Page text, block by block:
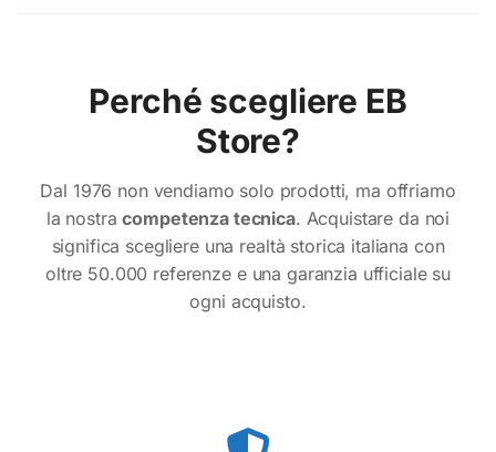
Perché scegliere EB
Store?
Dal 1976 non vendiamo solo prodotti, ma offriamo
la nostracompetenza tecnica. Acquistare da noi
significa scegliere una realtà storica italiana con
oltre 50.000 referenze e una garanzia ufficiale su
ogni acquisto.